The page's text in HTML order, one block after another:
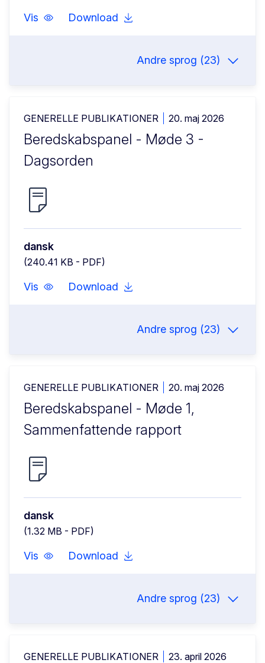
Vis Download
Andre sprog (23)
GENERELLE PUBLIKATIONER 20. maj 2026
Beredskabspanel - Møde 3 -
Dagsorden
dansk
(240.41 KB - PDF)
Vis Download
Andre sprog (23)
GENERELLE PUBLIKATIONER 20. maj 2026
Beredskabspanel - Møde 1,
Sammenfattende rapport
dansk
(1.32 MB - PDF)
Vis Download
Andre sprog (23)
GENERELLE PUBLIKATIONER 23. april 2026